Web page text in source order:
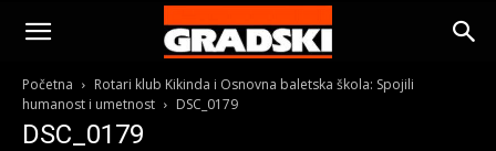
Gradski
Online
Kikinda
Početna
Rotari klub Kikinda i Osnovna baletska škola: Spojili
humanost i umetnost
DSC_0179
DSC_0179